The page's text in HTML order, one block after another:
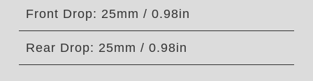
Front Drop: 25mm / 0.98in
Rear Drop: 25mm / 0.98in